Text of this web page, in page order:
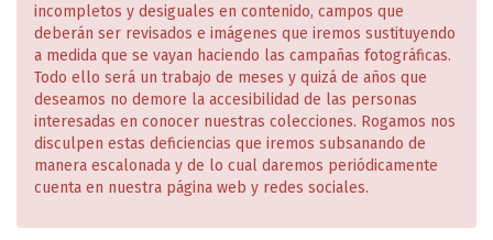
incompletos y desiguales en contenido, campos que
deberán ser revisados e imágenes que iremos sustituyendo
a medida que se vayan haciendo las campañas fotográficas.
Todo ello será un trabajo de meses y quizá de años que
deseamos no demore la accesibilidad de las personas
interesadas en conocer nuestras colecciones. Rogamos nos
disculpen estas deficiencias que iremos subsanando de
manera escalonada y de lo cual daremos periódicamente
cuenta en nuestra página web y redes sociales.